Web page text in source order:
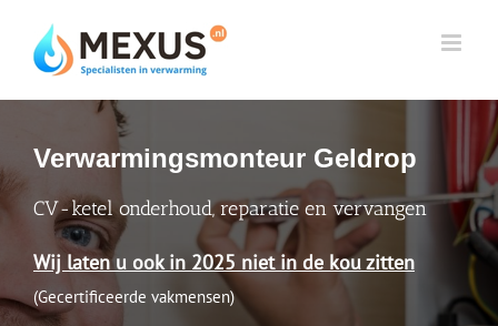
content
Verwarmingsmonteur Geldrop
CV-ketel onderhoud, reparatie en vervangen
Wij laten u ook in 2025 niet in de kou zitten
(Gecertificeerde vakmensen)